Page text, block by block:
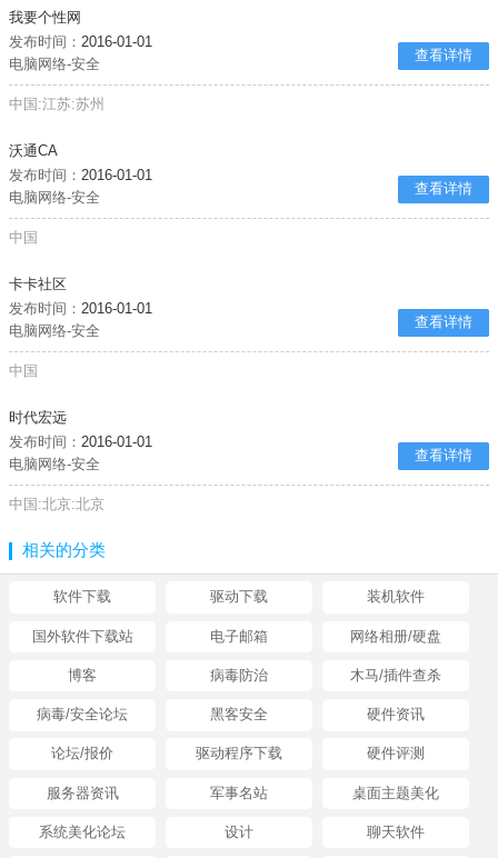
我要个性网
发布时间：2016-01-01
电脑网络-安全
查看详情
中国:江苏:苏州
沃通CA
发布时间：2016-01-01
电脑网络-安全
查看详情
中国
卡卡社区
发布时间：2016-01-01
电脑网络-安全
查看详情
中国
时代宏远
发布时间：2016-01-01
电脑网络-安全
查看详情
中国:北京:北京
相关的分类
软件下载 驱动下载 装机软件
国外软件下载站 电子邮箱 网络相册/硬盘
博客 病毒防治 木马/插件查杀
病毒/安全论坛 黑客安全 硬件资讯
论坛/报价 驱动程序下载 硬件评测
服务器资讯 军事名站 桌面主题美化
系统美化论坛 设计 聊天软件